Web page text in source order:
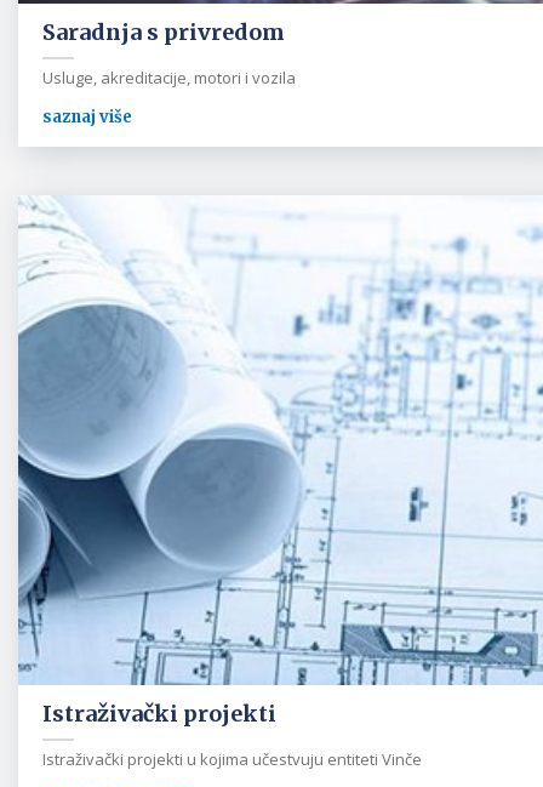
Saradnja s privredom
Usluge, akreditacije, motori i vozila
saznaj više
Istraživački projekti
Istraživački projekti u kojima učestvuju entiteti Vinče